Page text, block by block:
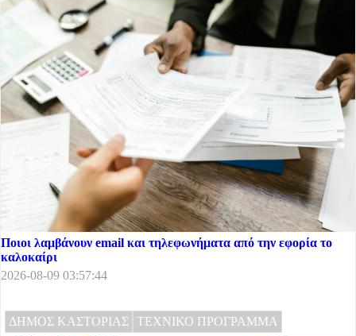
Ποιοι λαμβάνουν email και τηλεφωνήματα από την εφορία το
καλοκαίρι
2026-08-09 03:57:44
ΔΗΜΟΣ ΚΑΣΤΟΡΙΑΣ ΤΕΧΝΙΚΟ ΠΡΟΓΡΑΜΜΑ